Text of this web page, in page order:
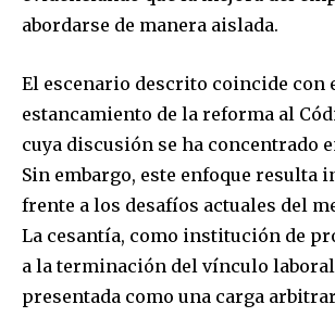
abordarse de manera aislada.
El escenario descrito coincide con
estancamiento de la reforma al
cuya discusión se ha concentrado
Sin embargo, este enfoque resulta
frente a los desafíos actuales del
La cesantía, como institución de
a la terminación del vínculo
presentada como una carga